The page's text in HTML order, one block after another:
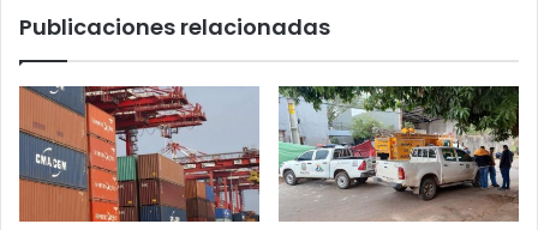
Publicaciones relacionadas